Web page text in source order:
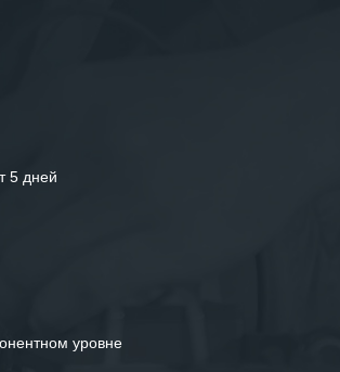
5 дней
уровне